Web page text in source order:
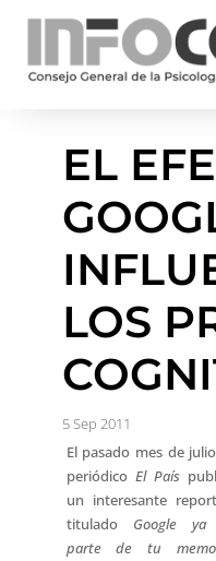
EL
LOS
5 Sep 2011
El pasado mes de
periódico El País
un interesante
titulado Google ya
parte de tu